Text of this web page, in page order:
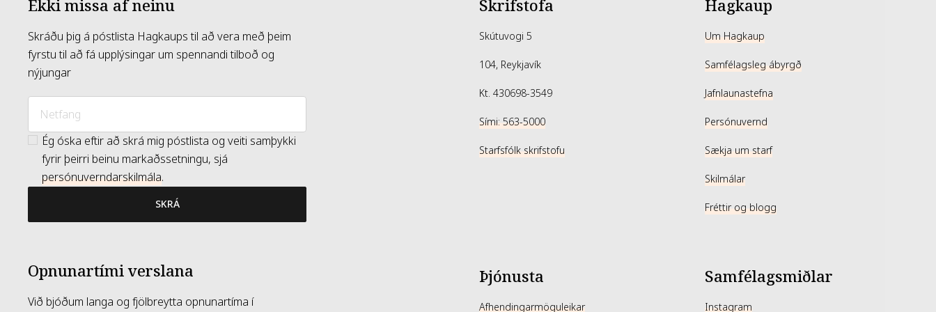
Ekki missa af neinu
Skráðu þig á póstlista Hagkaups til að vera með þeim
fyrstu til að fá upplýsingar um spennandi tilboð og
nýjungar
Ég óska eftir að skrá mig póstlista og veiti samþykki
fyrir þeirri beinu markaðssetningu, sjá
persónuverndarskilmála.
SKRÁ
Opnunartími verslana
Við bjóðum langa og fjölbreytta opnunartíma í
Skrifstofa
Skútuvogi 5
104, Reykjavík
Kt. 430698-3549
Sími: 563-5000
Starfsfólk skrifstofu
Hagkaup
Um Hagkaup
Samfélagsleg ábyrgð
Jafnlaunastefna
Persónuvernd
Sækja um starf
Skilmálar
Fréttir og blogg
Þjónusta
Afhendingarmöguleikar
Samfélagsmiðlar
Instagram